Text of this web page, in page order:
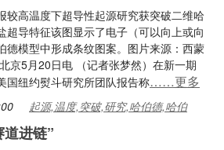
较高温度下超导性起源研究获突破二维哈
超导特征该图显示了电子（可以向上或向
德模型中形成条纹图案。图片来源：西蒙
京5月20日电 （记者张梦然）在新一期
国纽约熨斗研究所团队报告称……更多
起源,温度,突破,研究,哈伯德,哈伯
进链”